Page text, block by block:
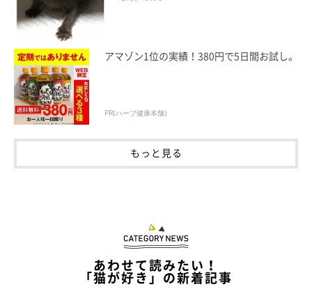
飼い主さん：
「避妊手術後に着ていたエリザベスウエアを脱いだ頃から、塩対
応の“ツンツン猫”になりました」
見た目の成長とともに、内面も変化を遂げていたようです。
アマゾン1位の実績！380円で5日間お試し。
PR(ハーブ健康本舗)
もっと見る
あわせて読みたい！
「猫が好き」の新着記事